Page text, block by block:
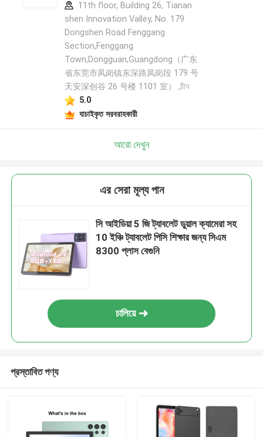
11th floor, Building 26, Tianan
shen Innovation Valley, No. 179
Dongshen Road Fenggang
Section,Fenggang
Town,Dongguan,Guangdong（广东
省东莞市凤岗镇东深路凤岗段 179 号
天安深创谷 26 号楼 1101 室） ,চীন
5.0
যাচাইকৃত সরবরাহকারী
আরো দেখুন
এর সেরা মূল্য পান
সি আইডিয়া 5 জি ট্যাবলেট ডুয়াল ক্যামেরা সহ
10 ইঞ্চি ট্যাবলেট পিসি শিক্ষার জন্য সিএম
8300 প্লাস বেগুনি
চালিয়ে
প্রস্তাবিত পণ্য